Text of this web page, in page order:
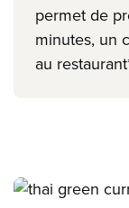
permet de
minutes, un
au